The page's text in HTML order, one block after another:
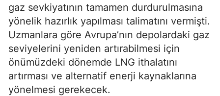
gaz sevkiyatının tamamen durdurulmasına
yönelik hazırlık yapılması talimatını vermişti.
Uzmanlara göre Avrupa’nın depolardaki gaz
seviyelerini yeniden artırabilmesi için
önümüzdeki dönemde LNG ithalatını
artırması ve alternatif enerji kaynaklarına
yönelmesi gerekecek.